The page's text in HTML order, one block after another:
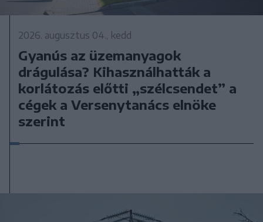
2026. augusztus 04., kedd
Gyanús az üzemanyagok
drágulása? Kihasználhatták a
korlátozás előtti „szélcsendet” a
cégek a Versenytanács elnöke
szerint